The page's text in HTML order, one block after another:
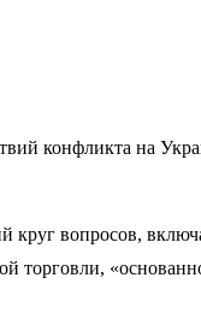
конфликта на
вопросов,
торговли,